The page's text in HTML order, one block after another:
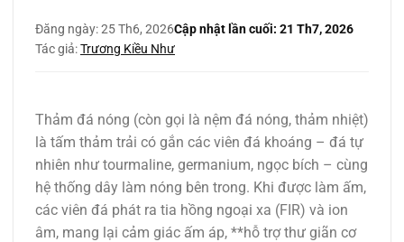
Đăng ngày:25 Th6, 2026Cập nhật lần cuối: 21 Th7, 2026
Tác giả:Trương Kiều Như
Thảm đá nóng (còn gọi là nệm đá nóng, thảm nhiệt)
là tấm thảm trải có gắn các viên đá khoáng – đá tự
nhiên như tourmaline, germanium, ngọc bích – cùng
hệ thống dây làm nóng bên trong. Khi được làm ấm,
các viên đá phát ra tia hồng ngoại xa (FIR) và ion
âm, mang lại cảm giác ấm áp, **hỗ trợ thư giãn cơ